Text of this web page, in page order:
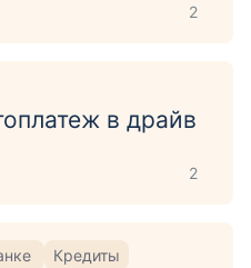
2
в драйв
2
Кредиты